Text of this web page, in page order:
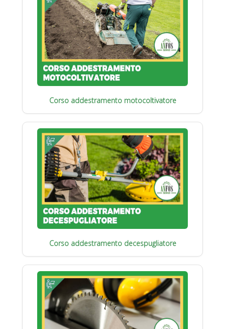
Corso addestramento motocoltivatore
Corso addestramento decespugliatore